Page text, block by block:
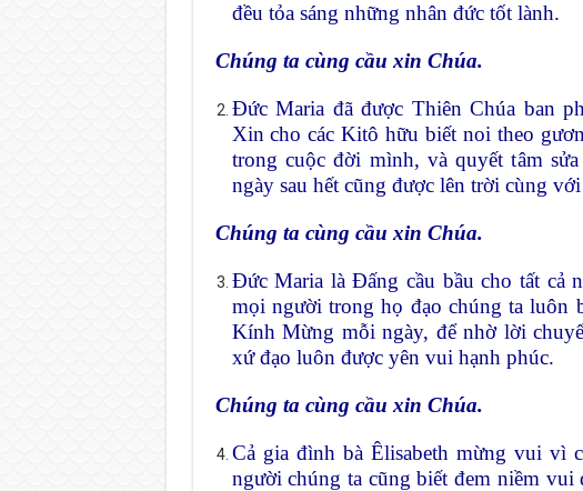
đều tỏa sáng những nhân đức tốt lành.
Chúng ta cùng cầu xin Chúa.
Đức Maria đã được Thiên Chúa ban
Xin cho các Kitô hữu biết noi theo
trong cuộc đời mình, và quyết tâm
ngày sau hết cũng được lên trời cùng
Chúng ta cùng cầu xin Chúa.
Đức Maria là Đấng cầu bầu cho tất cả
mọi người trong họ đạo chúng ta luôn
Kính Mừng mỗi ngày, để nhờ lời
xứ đạo luôn được yên vui hạnh phúc.
Chúng ta cùng cầu xin Chúa.
Cả gia đình bà Êlisabeth mừng vui vì
người chúng ta cũng biết đem niềm